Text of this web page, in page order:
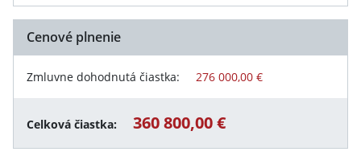
Cenové plnenie
Zmluvne dohodnutá čiastka: 276 000,00 €
Celková čiastka: 360 800,00 €